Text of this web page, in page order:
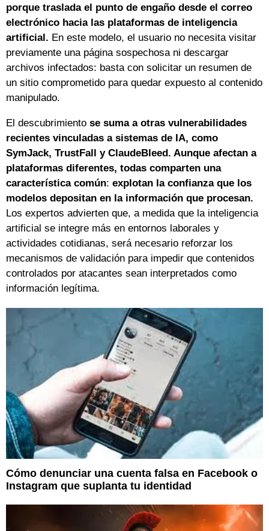
porque traslada el punto de engaño desde el correo
electrónico hacia las plataformas de inteligencia
artificial. En este modelo, el usuario no necesita visitar
previamente una página sospechosa ni descargar
archivos infectados: basta con solicitar un resumen de
un sitio comprometido para quedar expuesto al contenido
manipulado.
El descubrimiento se suma a otras vulnerabilidades
recientes vinculadas a sistemas de IA, como
SymJack, TrustFall y ClaudeBleed. Aunque afectan a
plataformas diferentes, todas comparten una
característica común: explotan la confianza que los
modelos depositan en la información que procesan.
Los expertos advierten que, a medida que la inteligencia
artificial se integre más en entornos laborales y
actividades cotidianas, será necesario reforzar los
mecanismos de validación para impedir que contenidos
controlados por atacantes sean interpretados como
información legítima.
Cómo denunciar una cuenta falsa en Facebook o
Instagram que suplanta tu identidad